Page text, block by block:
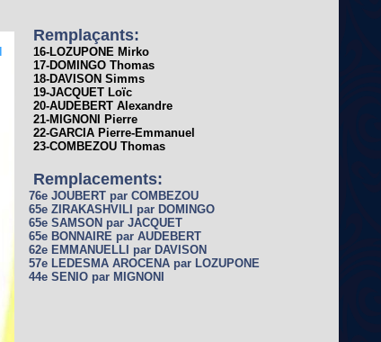
Remplaçants:
16-LOZUPONE Mirko
17-DOMINGO Thomas
18-DAVISON Simms
19-JACQUET Loïc
20-AUDEBERT Alexandre
21-MIGNONI Pierre
22-GARCIA Pierre-Emmanuel
23-COMBEZOU Thomas
Remplacements:
76e JOUBERT par COMBEZOU
65e ZIRAKASHVILI par DOMINGO
65e SAMSON par JACQUET
65e BONNAIRE par AUDEBERT
62e EMMANUELLI par DAVISON
57e LEDESMA AROCENA par LOZUPONE
44e SENIO par MIGNONI